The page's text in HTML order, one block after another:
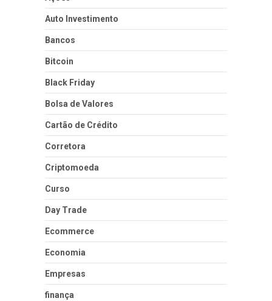
Auto Investimento
Bancos
Bitcoin
Black Friday
Bolsa de Valores
Cartão de Crédito
Corretora
Criptomoeda
Curso
Day Trade
Ecommerce
Economia
Empresas
finança